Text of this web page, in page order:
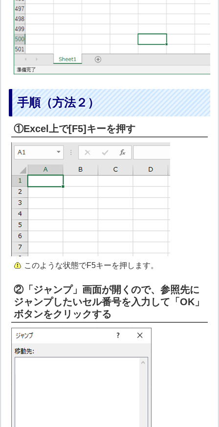
手順（方法２）
①Excel上で[F5]キーを押す
このような状態でF5キーを押します。
②「ジャンプ」画面が開くので、参照先に
ジャンプしたいセル番号を入力して「OK」
ボタンをクリックする